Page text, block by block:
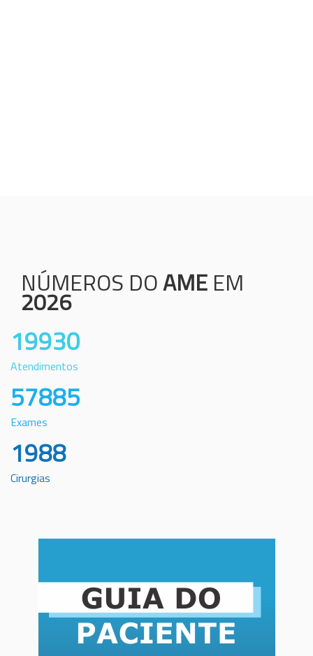
NÚMEROS DOAME EM
2026
19930
Atendimentos
57885
Exames
1988
Cirurgias